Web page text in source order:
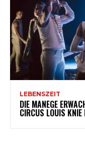
LEBENSZEIT
DIE MANEGE
CIRCUS LOUIS KNIE